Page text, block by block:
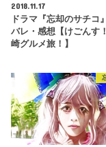
2018.11.17
ドラマ『忘却のサチコ
バレ・感想【けごんす
崎グルメ旅！】